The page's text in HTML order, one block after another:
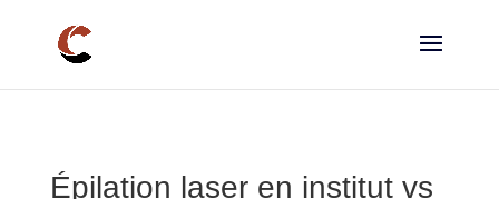
Épilation laser en institut vs